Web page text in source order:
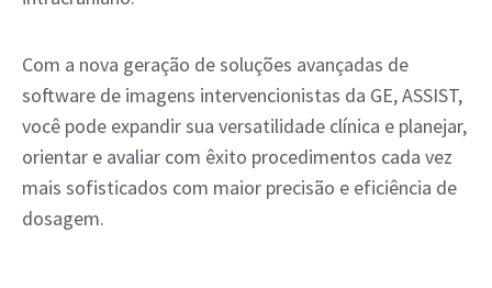
Com a nova geração de soluções avançadas de
software de imagens intervencionistas da GE, ASSIST,
você pode expandir sua versatilidade clínica e planejar,
orientar e avaliar com êxito procedimentos cada vez
mais sofisticados com maior precisão e eficiência de
dosagem.